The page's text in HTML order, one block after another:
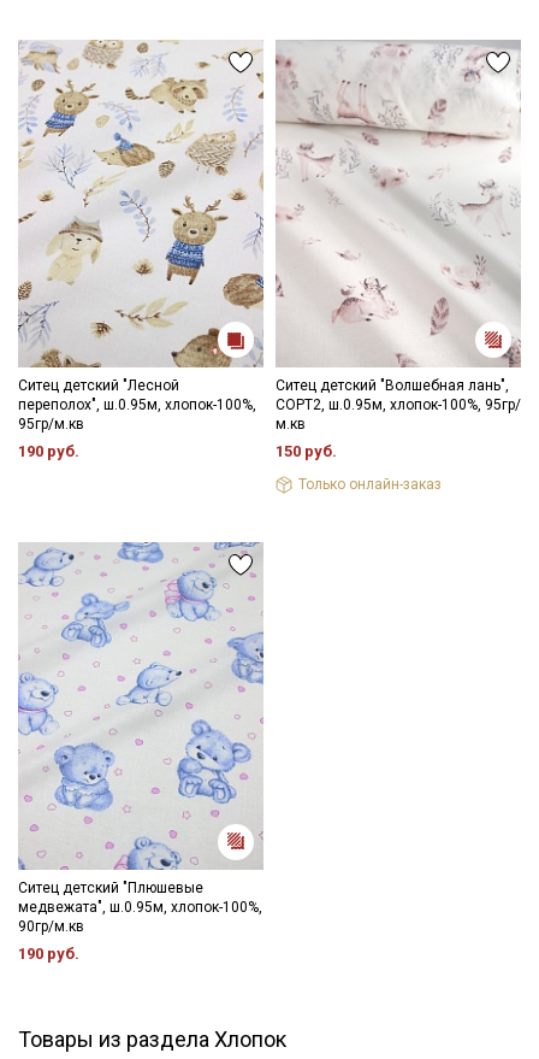
Ситец детский "Лесной
переполох", ш.0.95м, хлопок-100%,
95гр/м.кв
190 руб.
Ситец детский "Волшебная лань",
СОРТ2, ш.0.95м, хлопок-100%, 95гр/
м.кв
150 руб.
Только онлайн-заказ
Ситец детский "Плюшевые
медвежата", ш.0.95м, хлопок-100%,
90гр/м.кв
190 руб.
Товары из раздела Хлопок
ДаюСогласие на получение рекламных и
информационных рассылок